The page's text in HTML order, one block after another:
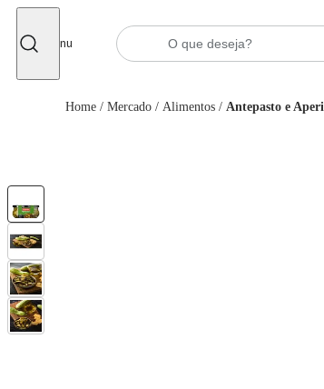
Menu
Home / Mercado / Alimentos / Antepasto e